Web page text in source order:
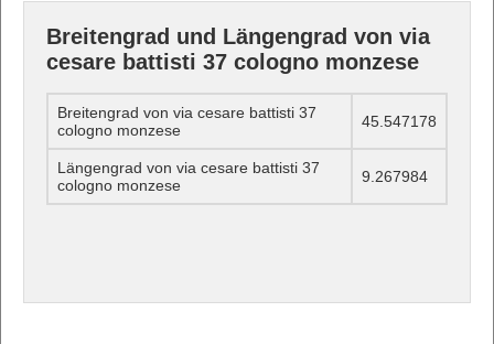
Breitengrad und Längengrad von via
cesare battisti 37 cologno monzese
Breitengrad von via cesare battisti 37
cologno monzese
45.547178
Längengrad von via cesare battisti 37
cologno monzese
9.267984